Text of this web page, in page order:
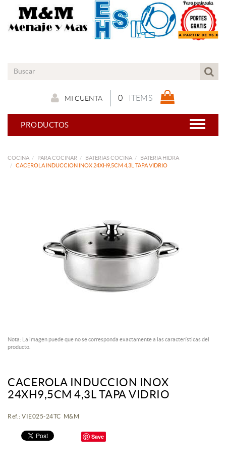
0 ITEMS
MI CUENTA
PRODUCTOS
COCINA PARA COCINAR BATERIAS COCINA
BATERIA HIDRA
CACEROLA INDUCCION INOX 24XH9,5CM 4,3L TAPA VIDRIO
Nota: La imagen puede que no se corresponda exactamente a las características del
producto.
CACEROLA INDUCCION INOX
24XH9,5CM 4,3L TAPA VIDRIO
Ref.: VIE025-24TC M&M
Save